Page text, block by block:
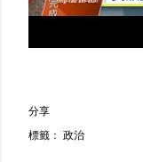
分享
標籤： 政治